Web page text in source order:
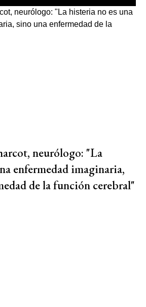
neurólogo: "La
enfermedad imaginaria,
de la función cerebral"